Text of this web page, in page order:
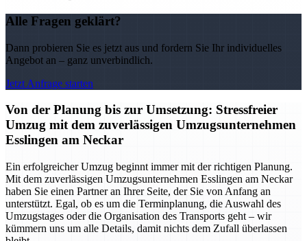
Alle Fragen geklärt?
Dann probieren Sie es jetzt aus und fordern Sie Ihr individuelles
Angebot an – ganz unverbindlich.
Jetzt Anfrage starten
Von der Planung bis zur Umsetzung: Stressfreier
Umzug mit dem zuverlässigen Umzugsunternehmen
Esslingen am Neckar
Ein erfolgreicher Umzug beginnt immer mit der richtigen Planung.
Mit dem zuverlässigen Umzugsunternehmen Esslingen am Neckar
haben Sie einen Partner an Ihrer Seite, der Sie von Anfang an
unterstützt. Egal, ob es um die Terminplanung, die Auswahl des
Umzugstages oder die Organisation des Transports geht – wir
kümmern uns um alle Details, damit nichts dem Zufall überlassen